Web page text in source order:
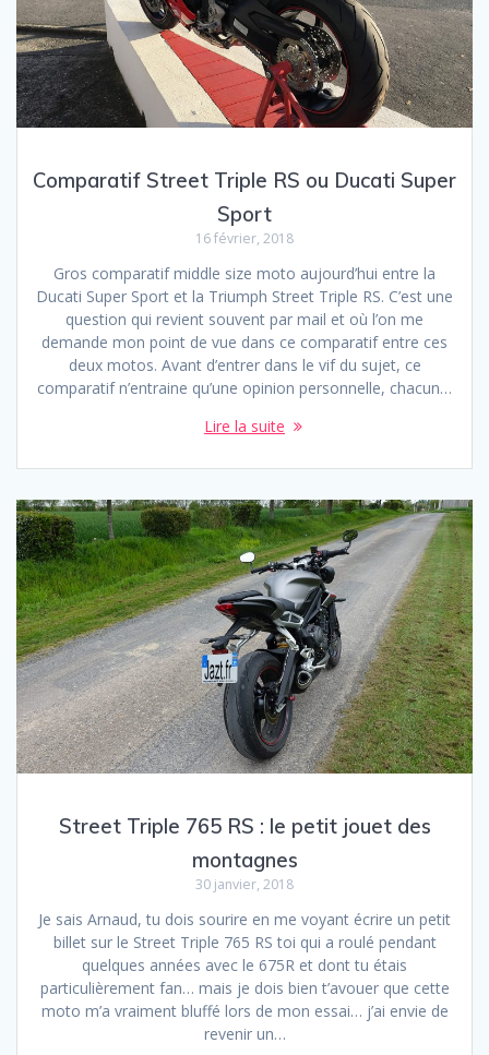
Comparatif Street Triple RS ou Ducati Super
Sport
16 février, 2018
Gros comparatif middle size moto aujourd’hui entre la
Ducati Super Sport et la Triumph Street Triple RS. C’est une
question qui revient souvent par mail et où l’on me
demande mon point de vue dans ce comparatif entre ces
deux motos. Avant d’entrer dans le vif du sujet, ce
comparatif n’entraine qu’une opinion personnelle, chacun…
Lire la suite
Street Triple 765 RS : le petit jouet des
montagnes
30 janvier, 2018
Je sais Arnaud, tu dois sourire en me voyant écrire un petit
billet sur le Street Triple 765 RS toi qui a roulé pendant
quelques années avec le 675R et dont tu étais
particulièrement fan… mais je dois bien t’avouer que cette
moto m’a vraiment bluffé lors de mon essai… j’ai envie de
revenir un…